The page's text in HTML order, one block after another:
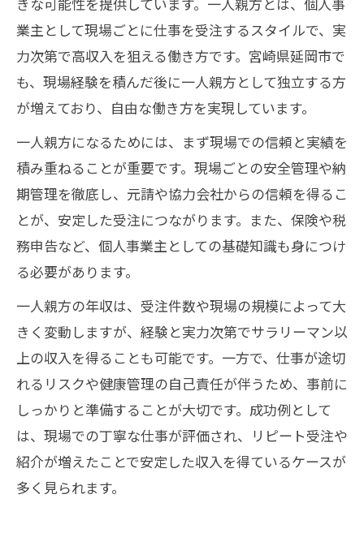
業主として現場ごとに仕事を受注するスタイルで、実
力次第で高収入を狙える働き方です。宮崎県延岡市で
も、現場経験を積んだ後に一人親方として独立する方
が増えており、自由な働き方を実現しています。
一人親方になるためには、まず現場での信頼と実績を
積み重ねることが重要です。現場ごとの安全管理や納
期管理を徹底し、元請や協力会社からの信頼を得るこ
とが、安定した受注につながります。また、保険や税
務申告など、個人事業主としての基礎知識も身につけ
る必要があります。
一人親方の年収は、受注件数や現場の規模によって大
きく変動しますが、経験と実力次第でサラリーマン以
上の収入を得ることも可能です。一方で、仕事が途切
れるリスクや健康管理の自己責任が伴うため、事前に
しっかりと準備することが大切です。成功例として
は、現場での丁寧な仕事が評価され、リピート受注や
紹介が増えたことで安定した収入を得ているケースが
多く見られます。